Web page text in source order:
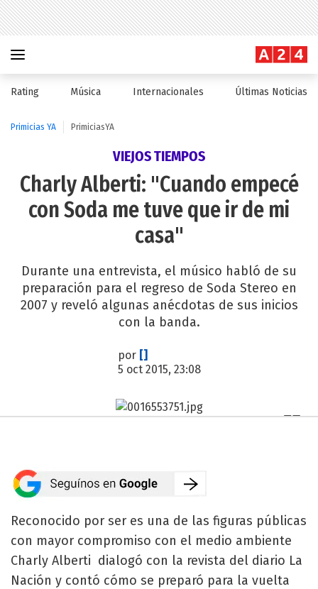
Rating Música Internacionales Últimas Noticias
Primicias YA PrimiciasYA
VIEJOS TIEMPOS
Charly Alberti: "Cuando empecé
con Soda me tuve que ir de mi
casa"
Durante una entrevista, el músico habló de su
preparación para el regreso de Soda Stereo en
2007 y reveló algunas anécdotas de sus inicios
con la banda.
por []
5 oct 2015, 23:08
Reconocido por ser es una de las figuras públicas
con mayor compromiso con el medio ambiente
Charly Alberti dialogó con la revista del diario La
Nación y contó cómo se preparó para la vuelta